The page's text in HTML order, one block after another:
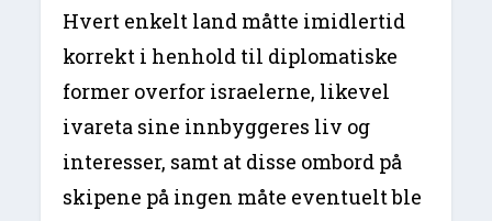
Hvert enkelt land måtte imidlertid
korrekt i henhold til diplomatiske
former overfor israelerne, likevel
ivareta sine innbyggeres liv og
interesser, samt at disse ombord på
skipene på ingen måte eventuelt ble